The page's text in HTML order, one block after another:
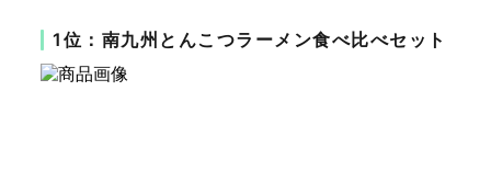
1位：南九州とんこつラーメン食べ比べセット